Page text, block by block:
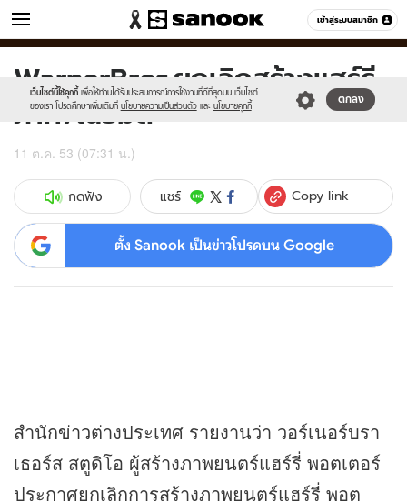
เข้าสู่ระบบสมาชิก
ข่าว หมวดอื่นๆ
เว็บไซต์นี้ใช้คุกกี้ เพื่อให้ท่านได้รับประสบการณ์การใช้งานที่ดีที่สุดบน เว็บไซต์
ของเรา โปรดศึกษาเพิ่มเติมที่ นโยบายความเป็นส่วนตัว และ นโยบายคุกกี้
ตกลง
Sanook
//s.isanook.com/sr/0/images/logo-
new-
sanook.png
600
60
WarnerBros.ยกเลิกสร้างแฮร์รี
ภาค7ใน3มิติ
11 ต.ค. 53 (07:31 น.)
กดฟัง แชร์ Copy link
ตั้ง Sanook เป็นข่าวโปรดบน Google
สำนักข่าวต่างประเทศ รายงานว่า วอร์เนอร์บรา
เธอร์ส สตูดิโอ ผู้สร้างภาพยนตร์แฮร์รี่ พอตเตอร์
ประกาศยกเลิกการสร้างภาพยนตร์แฮร์รี่ พอต